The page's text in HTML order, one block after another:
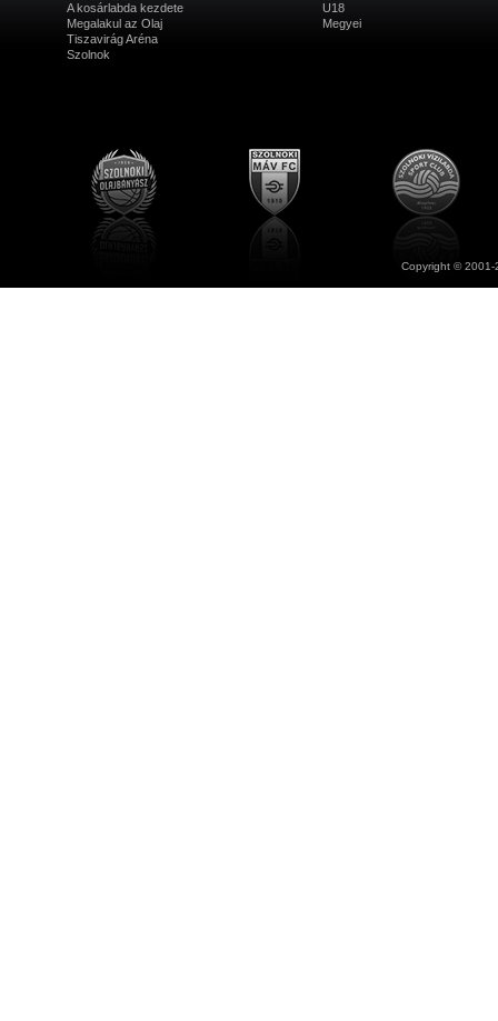
A kosárlabda kezdete
Megalakul az Olaj
Tiszavirág Aréna
Szolnok
U18
Megyei
Copyright ©